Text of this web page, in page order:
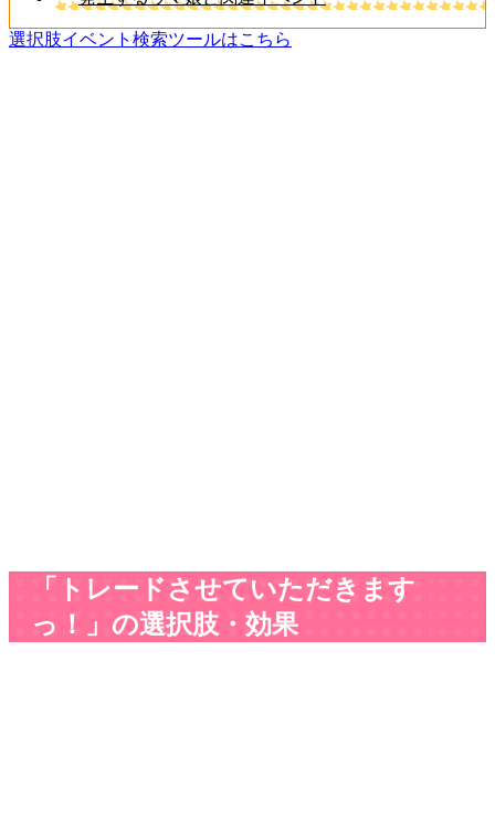
選択肢イベント検索ツールはこちら
「トレードさせていただきます
っ！」の選択肢・効果